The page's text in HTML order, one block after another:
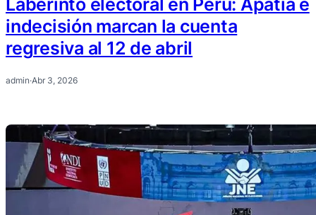
indecisión marcan la cuenta
regresiva al 12 de abril
admin·Abr 3, 2026